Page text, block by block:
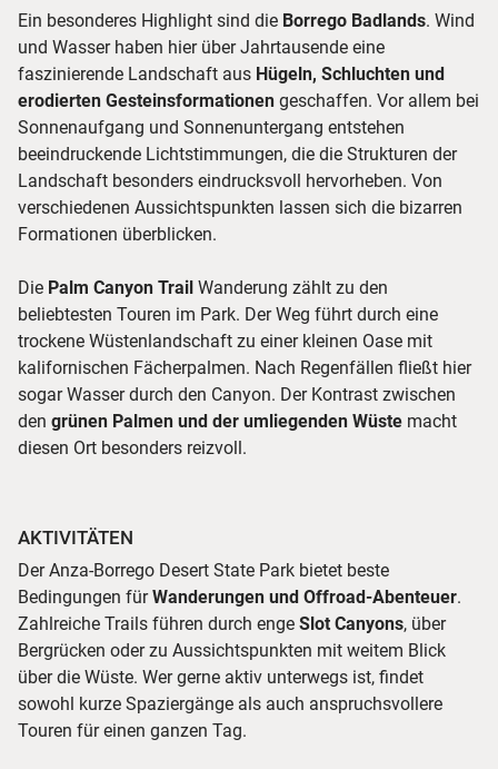
Ein besonderes Highlight sind die Borrego Badlands. Wind
und Wasser haben hier über Jahrtausende eine
faszinierende Landschaft aus Hügeln, Schluchten und
erodierten Gesteinsformationen geschaffen. Vor allem bei
Sonnenaufgang und Sonnenuntergang entstehen
beeindruckende Lichtstimmungen, die die Strukturen der
Landschaft besonders eindrucksvoll hervorheben. Von
verschiedenen Aussichtspunkten lassen sich die bizarren
Formationen überblicken.
Die Palm Canyon Trail Wanderung zählt zu den
beliebtesten Touren im Park. Der Weg führt durch eine
trockene Wüstenlandschaft zu einer kleinen Oase mit
kalifornischen Fächerpalmen. Nach Regenfällen fließt hier
sogar Wasser durch den Canyon. Der Kontrast zwischen
den grünen Palmen und der umliegenden Wüste macht
diesen Ort besonders reizvoll.
AKTIVITÄTEN
Der Anza-Borrego Desert State Park bietet beste
Bedingungen fürWanderungen und Offroad-Abenteuer.
Zahlreiche Trails führen durch enge Slot Canyons, über
Bergrücken oder zu Aussichtspunkten mit weitem Blick
über die Wüste. Wer gerne aktiv unterwegs ist, findet
sowohl kurze Spaziergänge als auch anspruchsvollere
Touren für einen ganzen Tag.